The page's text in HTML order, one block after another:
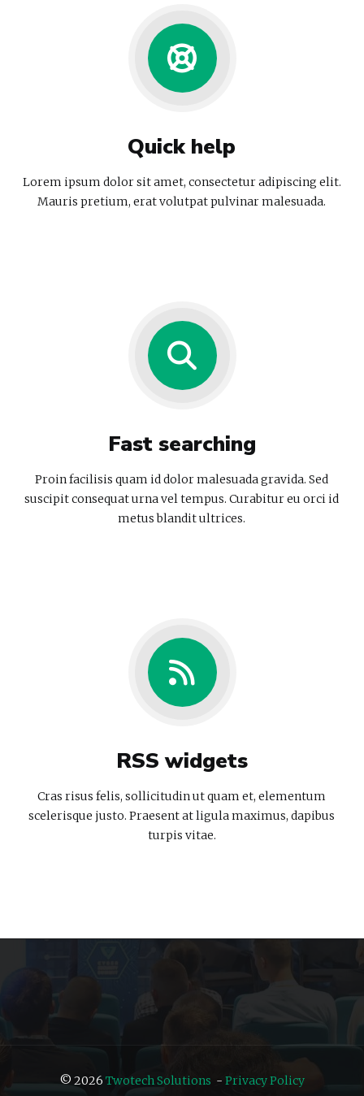
Quick help
Lorem ipsum dolor sit amet, consectetur adipiscing elit.
Mauris pretium, erat volutpat pulvinar malesuada.
Fast searching
Proin facilisis quam id dolor malesuada gravida. Sed
suscipit consequat urna vel tempus. Curabitur eu orci id
metus blandit ultrices.
RSS widgets
Cras risus felis, sollicitudin ut quam et, elementum
scelerisque justo. Praesent at ligula maximus, dapibus
turpis vitae.
© 2026 Twotech Solutions - Privacy Policy